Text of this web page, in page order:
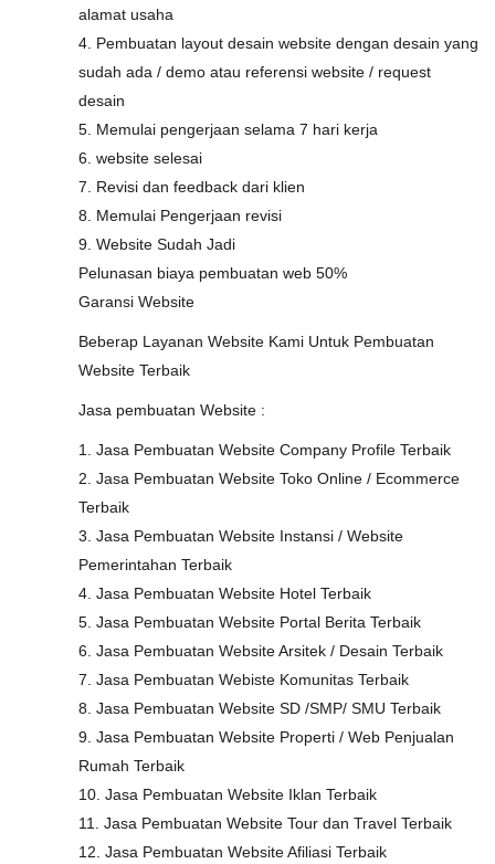
alamat usaha
4. Pembuatan layout desain website dengan desain yang
sudah ada / demo atau referensi website / request
desain
5. Memulai pengerjaan selama 7 hari kerja
6. website selesai
7. Revisi dan feedback dari klien
8. Memulai Pengerjaan revisi
9. Website Sudah Jadi
Pelunasan biaya pembuatan web 50%
Garansi Website
Beberap Layanan Website Kami Untuk Pembuatan
Website Terbaik
Jasa pembuatan Website :
1. Jasa Pembuatan Website Company Profile Terbaik
2. Jasa Pembuatan Website Toko Online / Ecommerce
Terbaik
3. Jasa Pembuatan Website Instansi / Website
Pemerintahan Terbaik
4. Jasa Pembuatan Website Hotel Terbaik
5. Jasa Pembuatan Website Portal Berita Terbaik
6. Jasa Pembuatan Website Arsitek / Desain Terbaik
7. Jasa Pembuatan Webiste Komunitas Terbaik
8. Jasa Pembuatan Website SD /SMP/ SMU Terbaik
9. Jasa Pembuatan Website Properti / Web Penjualan
Rumah Terbaik
10. Jasa Pembuatan Website Iklan Terbaik
11. Jasa Pembuatan Website Tour dan Travel Terbaik
12. Jasa Pembuatan Website Afiliasi Terbaik